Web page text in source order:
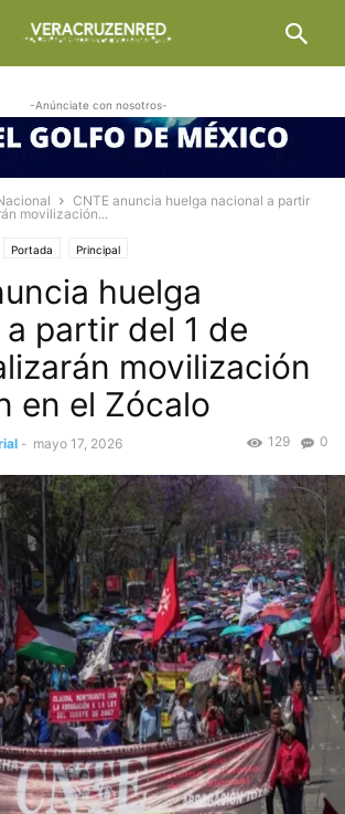
-Anúnciate con nosotros-
CNTE anuncia huelga nacional a partir
movilización...
Portada Principal
huelga
partir del 1 de
movilización
en el Zócalo
- mayo 17, 2026 0
129